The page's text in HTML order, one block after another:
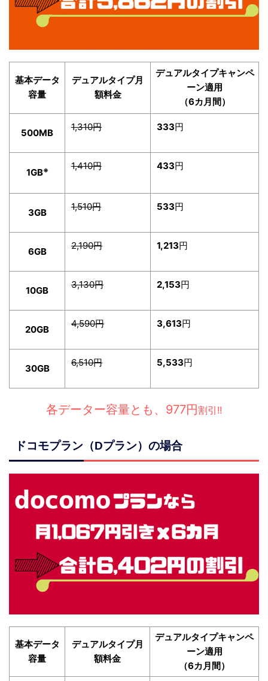
基本データ
容量
デュアルタイプ月
額料金
デュアルタイプキャンペ
ーン適用
（6カ月間）
500MB
1,310円 333円
1GB※ 1,410円 433円
3GB
1,510円 533円
6GB
2,190円 1,213円
10GB
3,130円 2,153円
20GB
4,590円 3,613円
30GB
6,510円 5,533円
各データー容量とも、977円割引!!
ドコモプラン（Dプラン）の場合
基本データ
容量
デュアルタイプ月
額料金
デュアルタイプキャンペ
ーン適用
（6カ月間）